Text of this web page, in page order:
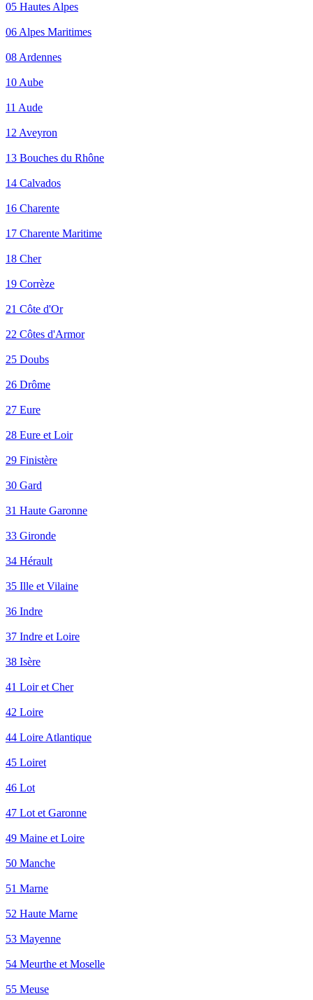
05 Hautes Alpes
06 Alpes Maritimes
08 Ardennes
10 Aube
11 Aude
12 Aveyron
13 Bouches du Rhône
14 Calvados
16 Charente
17 Charente Maritime
18 Cher
19 Corrèze
21 Côte d'Or
22 Côtes d'Armor
25 Doubs
26 Drôme
27 Eure
28 Eure et Loir
29 Finistère
30 Gard
31 Haute Garonne
33 Gironde
34 Hérault
35 Ille et Vilaine
36 Indre
37 Indre et Loire
38 Isère
41 Loir et Cher
42 Loire
44 Loire Atlantique
45 Loiret
46 Lot
47 Lot et Garonne
49 Maine et Loire
50 Manche
51 Marne
52 Haute Marne
53 Mayenne
54 Meurthe et Moselle
55 Meuse